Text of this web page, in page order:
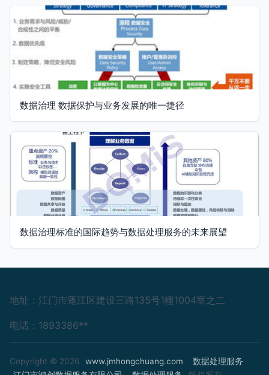
数据治理 数据保护与业务发展的唯一捷径
数据治理标准的国际趋势与数据处理服务的未来展望
地址：江门市蓬江区建设三路135号1幢1004室之二
电话：1893386**
Copyright © 2026 www.jmhongchuang.com
数据处理服务